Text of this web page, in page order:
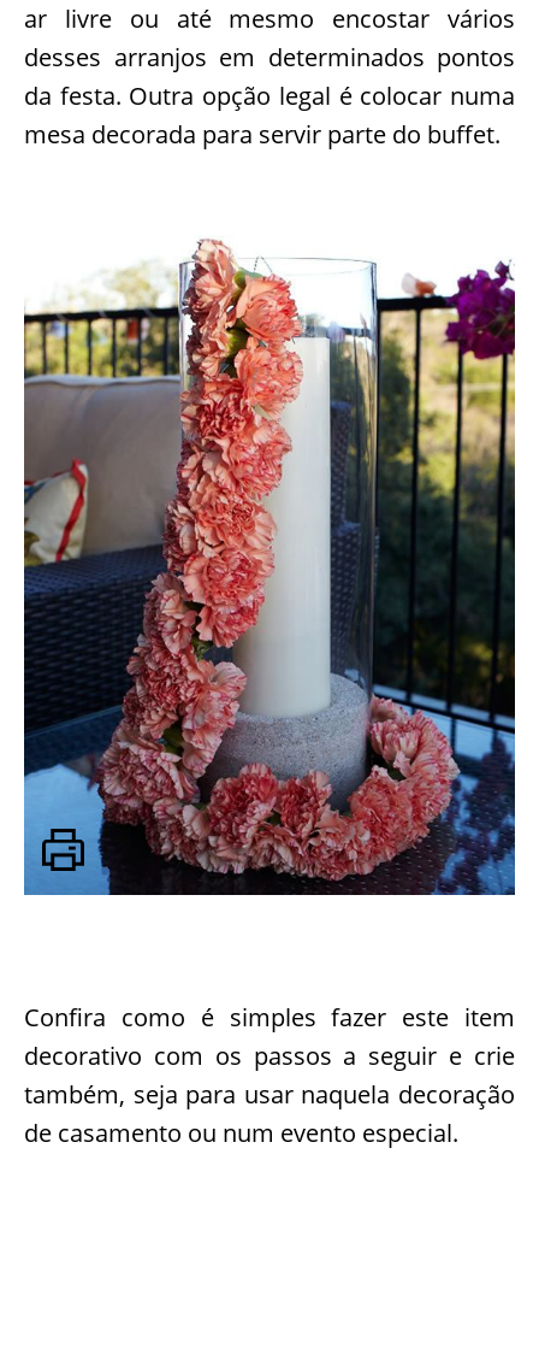
ar livre ou até mesmo encostar vários
desses arranjos em determinados pontos
da festa. Outra opção legal é colocar numa
mesa decorada para servir parte do buffet.
Confira como é simples fazer este item
decorativo com os passos a seguir e crie
também, seja para usar naquela decoração
de casamento ou num evento especial.